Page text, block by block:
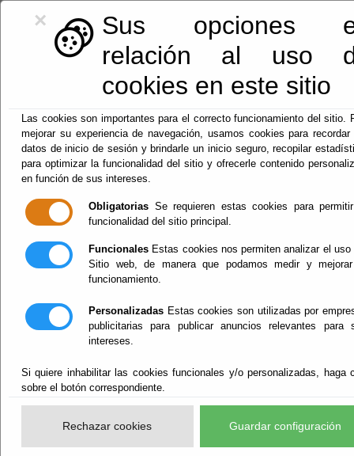
×
Sus opciones
relación al uso
cookies en este sitio
Las cookies son importantes para el correcto funcionamiento del sitio.
mejorar su experiencia de navegación, usamos cookies para recordar
datos de inicio de sesión y brindarle un inicio seguro, recopilar
para optimizar la funcionalidad del sitio y ofrecerle contenido
en función de sus intereses.
Obligatorias Se requieren estas cookies para
funcionalidad del sitio principal.
Funcionales Estas cookies nos permiten analizar el uso
Sitio web, de manera que podamos medir y
funcionamiento.
Personalizadas Estas cookies son utilizadas por
publicitarias para publicar anuncios relevantes para
intereses.
Si quiere inhabilitar las cookies funcionales y/o personalizadas, haga
sobre el botón correspondiente.
Rechazar cookies Guardar configuración
950128113 centralita@macael.es
Menu
Farmacias de guardia -
MACAEL
Hora: 18:07:36